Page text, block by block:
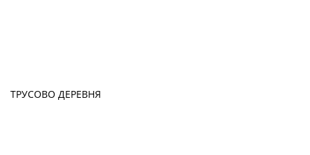
ТРУСОВО ДЕРЕВНЯ